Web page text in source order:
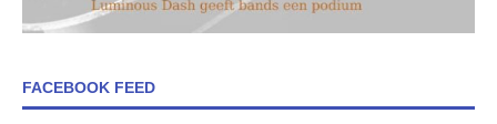
FACEBOOK FEED